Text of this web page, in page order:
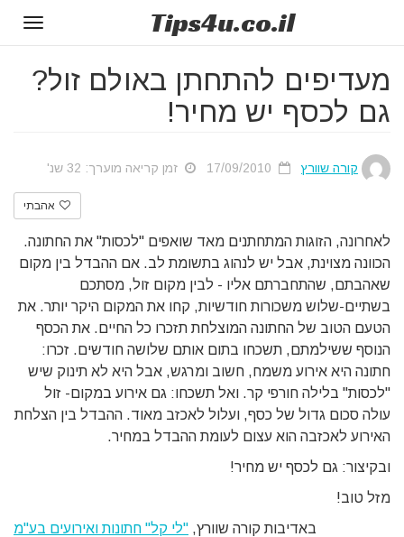
Tips4u.co.il
מעדיפים להתחתן באולם זול?
גם לכסף יש מחיר!
קורה שוורץ זמן קריאה מוערך: 32 שנ'
אהבתי
לאחרונה, הזוגות המתחתנים מאד שואפים "לכסות" את החתונה.
הכוונה מצוינת, אבל יש לנהוג בתשומת לב. אם ההבדל בין מקום
שאהבתם, שהתחברתם אליו - לבין מקום זול, מסתכם
בשתיים-שלוש משכורות חודשיות, קחו את המקום היקר יותר. את
הטעם הטוב של החתונה המוצלחת תזכרו כל החיים. את הכסף
הנוסף ששילמתם, תשכחו בתום אותם שלושה חודשים. זכרו:
חתונה היא אירוע משמח, חשוב ומרגש, אבל היא לא תינוק שיש
"לכסות" בלילה חורפי קר. ואל תשכחו: גם אירוע במקום- זול
עולה סכום גדול של כסף, ועלול לאכזב מאוד. ההבדל בין הצלחת
האירוע לאכזבה הוא עצום לעומת ההבדל במחיר.
ובקיצור: גם לכסף יש מחיר!
מזל טוב!
באדיבות קורה שוורץ, "לי קל" חתונות ואירועים בע"מ